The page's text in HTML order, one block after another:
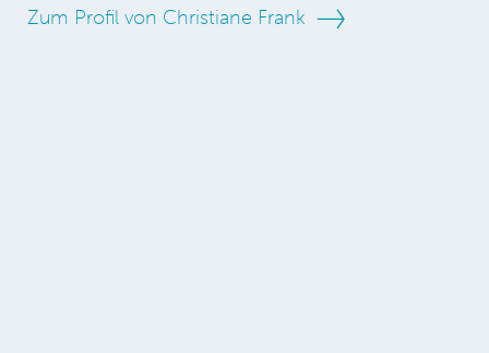
Zum Profil von Christiane Frank